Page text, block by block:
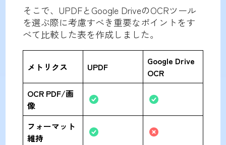
そこで、UPDFとGoogle DriveのOCRツール
を選ぶ際に考慮すべき重要なポイントをす
べて比較した表を作成しました。
メトリクス UPDF
Google Drive
OCR
OCR PDF/画
像
フォーマット
維持